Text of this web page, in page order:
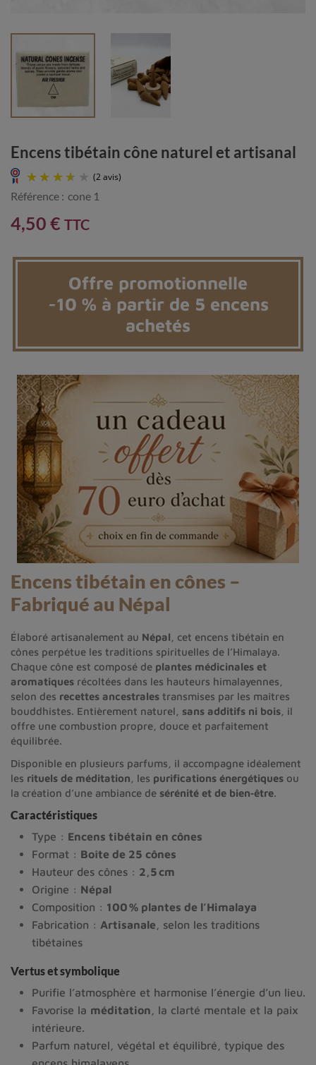
Encens tibétain cône naturel et artisanal
(2 avis)
Référence : cone 1
4,50 € TTC
Offre promotionnelle
-10 % à partir de 5 encens
achetés
Encens tibétain en cônes –
Fabriqué au Népal
Élaboré artisanalement au Népal , cet encens tibétain en
cônes perpétue les traditions spirituelles de l’Himalaya.
Chaque cône est composé de plantes médicinales et
aromatiques récoltées dans les hauteurs himalayennes,
selon des recettes ancestrales transmises par les maîtres
bouddhistes. Entièrement naturel, sans additifs ni bois , il
offre une combustion propre, douce et parfaitement
équilibrée.
Disponible en plusieurs parfums, il accompagne idéalement
les rituels de méditation , les purifications énergétiques ou
la création d’une ambiance de sérénité et de bien‑être.
Caractéristiques
Type : Encens tibétain en cônes
Format : Boîte de 25 cônes
Hauteur des cônes : 2,5 cm
Origine : Népal
Composition : 100 % plantes de l’Himalaya
Fabrication : Artisanale , selon les traditions
tibétaines
Vertus et symbolique
Purifie l’atmosphère et harmonise l’énergie d’un lieu.
Favorise la méditation , la clarté mentale et la paix
intérieure.
Parfum naturel, végétal et équilibré, typique des